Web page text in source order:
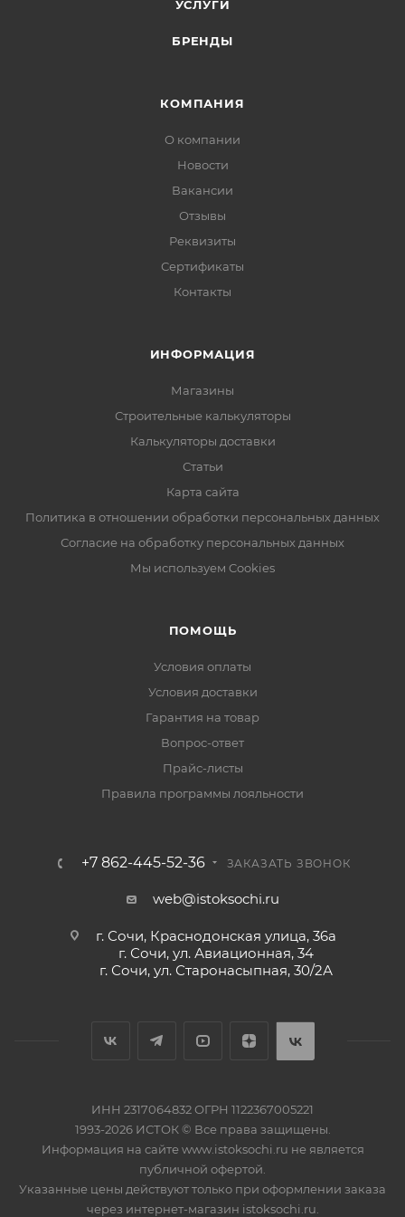
УСЛУГИ
БРЕНДЫ
КОМПАНИЯ
О компании
Новости
Вакансии
Отзывы
Реквизиты
Сертификаты
Контакты
ИНФОРМАЦИЯ
Магазины
Строительные калькуляторы
Калькуляторы доставки
Статьи
Карта сайта
Политика в отношении обработки персональных данных
Согласие на обработку персональных данных
Мы используем Cookies
ПОМОЩЬ
Условия оплаты
Условия доставки
Гарантия на товар
Вопрос-ответ
Прайс-листы
Правила программы лояльности
+7 862-445-52-36 ЗАКАЗАТЬ ЗВОНОК
web@istoksochi.ru
г. Сочи, Краснодонская улица, 36а
г. Сочи, ул. Авиационная, 34
г. Сочи, ул. Старонасыпная, 30/2А
ИНН 2317064832 ОГРН 1122367005221
1993-2026 ИСТОК © Все права защищены.
Информация на сайте www.istoksochi.ru не является
публичной офертой.
Указанные цены действуют только при оформлении заказа
через интернет-магазин istoksochi.ru.